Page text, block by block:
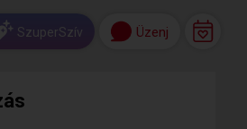
SzuperSzív Üzenj